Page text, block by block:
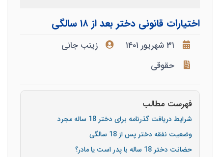
اختیارات قانونی دختر بعد از ۱۸ سالگی
۳۱ شهریور ۱۴۰۱
زینب جانی
حقوقی
فهرست مطالب
شرایط دریافت گذرنامه برای دختر 18 ساله مجرد
وضعیت نفقه دختر پس از 18 سالگی
حضانت دختر 18 ساله با پدر است یا مادر؟